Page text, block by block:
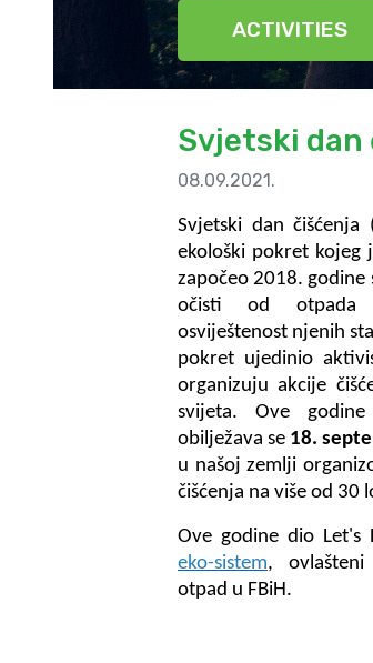
ACTIVITIES
Svjetski
08.09.2021.
Svjetski dan
ekološki pokret kojeg
započeo 2018. godine
očisti od otpada
osviještenost njenih
pokret ujedinio
organizuju akcije
svijeta. Ove
obilježava se 18.
u našoj zemlji
čišćenja na više od 30
Ove godine dio
eko-sistem,
otpad u FBiH.